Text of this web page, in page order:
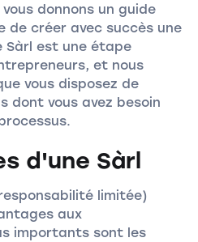
donnons un guide
de créer avec succès une
Sàrl est une étape
et nous
vous disposez de
dont vous avez besoin
d'une Sàrl
limitée)
aux
importants sont les